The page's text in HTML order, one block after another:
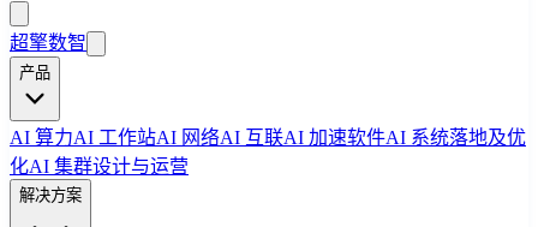
超擎数智
产品
AI 算力AI 工作站AI 网络AI 互联AI 加速软件AI 系统落地及优
化AI 集群设计与运营
解决方案